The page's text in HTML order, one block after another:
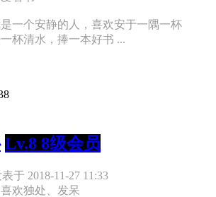
一个安静的人，喜欢安于一隅一杯
杯清水，捧一本好书 ...
Lv.8 8级会员
于 2018-11-27 11:33
欢独处、发呆